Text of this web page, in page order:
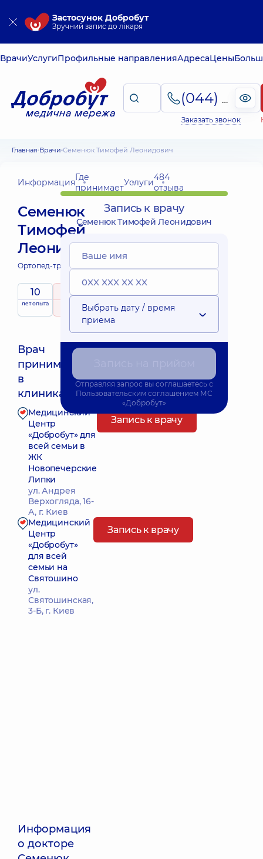
Застосунок Добробут
Зручний запис до лікаря
ВрачиУслугиПрофильные направленияАдресаЦены
(044) 495-2-888
Заказать звонок
Главная Врачи Семенюк Тимофей Леонидович
ИнформацияГде
принимаетУслуги484
отзыва
Семенюк
Тимофей
Леонидович
Ортопед-травматолог;
10
лет опыта
5 / 5
рейтингна основе
484 отзыва
Врач
принимает
в
клиниках:
Ближайшее время приема: Завтра о 14:00
Медицинский
Центр
«Добробут» для
всей семьи в
ЖК
Новопечерские
Липки
ул. Андрея
Верхогляда, 16-
А, г. Киев
Запись к врачу
Медицинский
Центр
«Добробут»
для всей
семьи на
Святошино
ул.
Святошинская,
3-Б, г. Киев
Запись к врачу
Информация
о докторе
Запись к врачу
Семенюк Тимофей Леонидович
Выбрать дату / время
приема
Отправляя запрос вы соглашаетесь с
Пользовательским соглашением МС
«Добробут»